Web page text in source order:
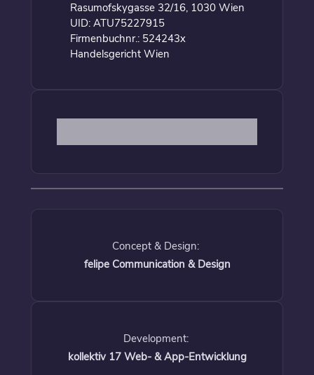
Rasumofskygasse 32/16, 1030 Wien
UID: ATU75227915
Firmenbuchnr.: 524243x
Handelsgericht Wien
Concept & Design:
felipe Communication & Design
Development:
kollektiv 17 Web- & App-Entwicklung